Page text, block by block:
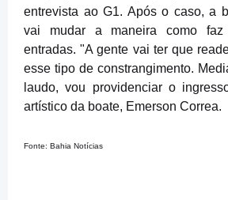
entrevista ao G1. Após o caso, a
vai mudar a maneira como
entradas. "A gente vai ter que
esse tipo de constrangimento.
laudo, vou providenciar o
artístico da boate, Emerson Correa.
Fonte: Bahia Notícias